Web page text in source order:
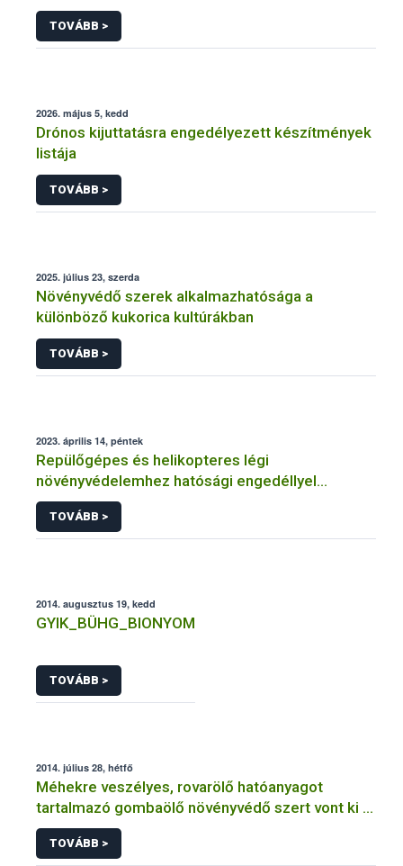
engedélyezésére, továbbá a meglévő engedély
meghosszabbítására vagy módosítására irányuló
eljárásba
TOVÁBB >
2026. május 5, kedd
Drónos kijuttatásra engedélyezett készítmények
listája
TOVÁBB >
2025. július 23, szerda
Növényvédő szerek alkalmazhatósága a
különböző kukorica kultúrákban
TOVÁBB >
2023. április 14, péntek
Repülőgépes és helikopteres légi
növényvédelemhez hatósági engedéllyel
rendelkező szervezetek
TOVÁBB >
2014. augusztus 19, kedd
GYIK_BÜHG_BIONYOM
TOVÁBB >
2014. július 28, hétfő
Méhekre veszélyes, rovarölő hatóanyagot
tartalmazó gombaölő növényvédő szert vont ki a
forgalomból a NÉBIH
TOVÁBB >